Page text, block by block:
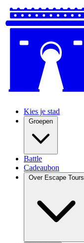
Kies je stad
Groepen
Battle
Cadeaubon
Over Escape Tours